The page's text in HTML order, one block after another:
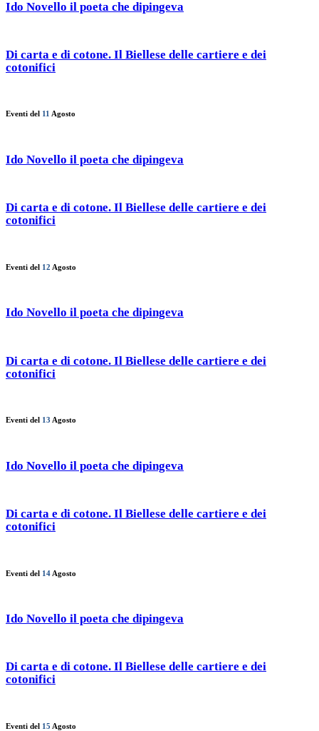
Ido Novello il poeta che dipingeva
Di carta e di cotone. Il Biellese delle cartiere e dei
cotonifici
Eventi del 11 Agosto
Ido Novello il poeta che dipingeva
Di carta e di cotone. Il Biellese delle cartiere e dei
cotonifici
Eventi del 12 Agosto
Ido Novello il poeta che dipingeva
Di carta e di cotone. Il Biellese delle cartiere e dei
cotonifici
Eventi del 13 Agosto
Ido Novello il poeta che dipingeva
Di carta e di cotone. Il Biellese delle cartiere e dei
cotonifici
Eventi del 14 Agosto
Ido Novello il poeta che dipingeva
Di carta e di cotone. Il Biellese delle cartiere e dei
cotonifici
Eventi del 15 Agosto